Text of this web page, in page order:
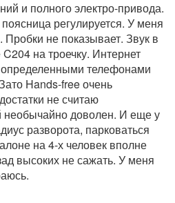
и полного электро-привода.
регулируется. У меня
не показывает. Звук в
на троечку. Интернет
определенными телефонами
Hands-free очень
не считаю
необычайно доволен. И еще у
разворота, парковаться
на 4-х человек вполне
высоких не сажать. У меня